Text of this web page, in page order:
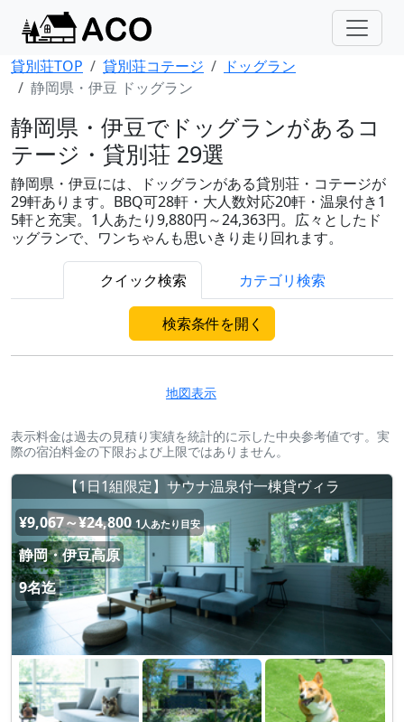
貸別荘TOP 貸別荘コテージ
ドッグラン
静岡県・伊豆 ドッグラン
静岡県・伊豆でドッグランがあるコ
テージ・貸別荘 29選
静岡県・伊豆には、ドッグランがある貸別荘・コテージが
29軒あります。BBQ可28軒・大人数対応20軒・温泉付き1
5軒と充実。1人あたり9,880円～24,363円。広々としたド
ッグランで、ワンちゃんも思いきり走り回れます。
クイック検索 カテゴリ検索
検索条件を開く
地図表示
表示料金は過去の見積り実績を統計的に示した中央参考値です。実
際の宿泊料金の下限および上限ではありません。
【1日1組限定】サウナ温泉付一棟貸ヴィラ
¥9,067～¥24,800 1人あたり目安
静岡・伊豆高原
9名迄